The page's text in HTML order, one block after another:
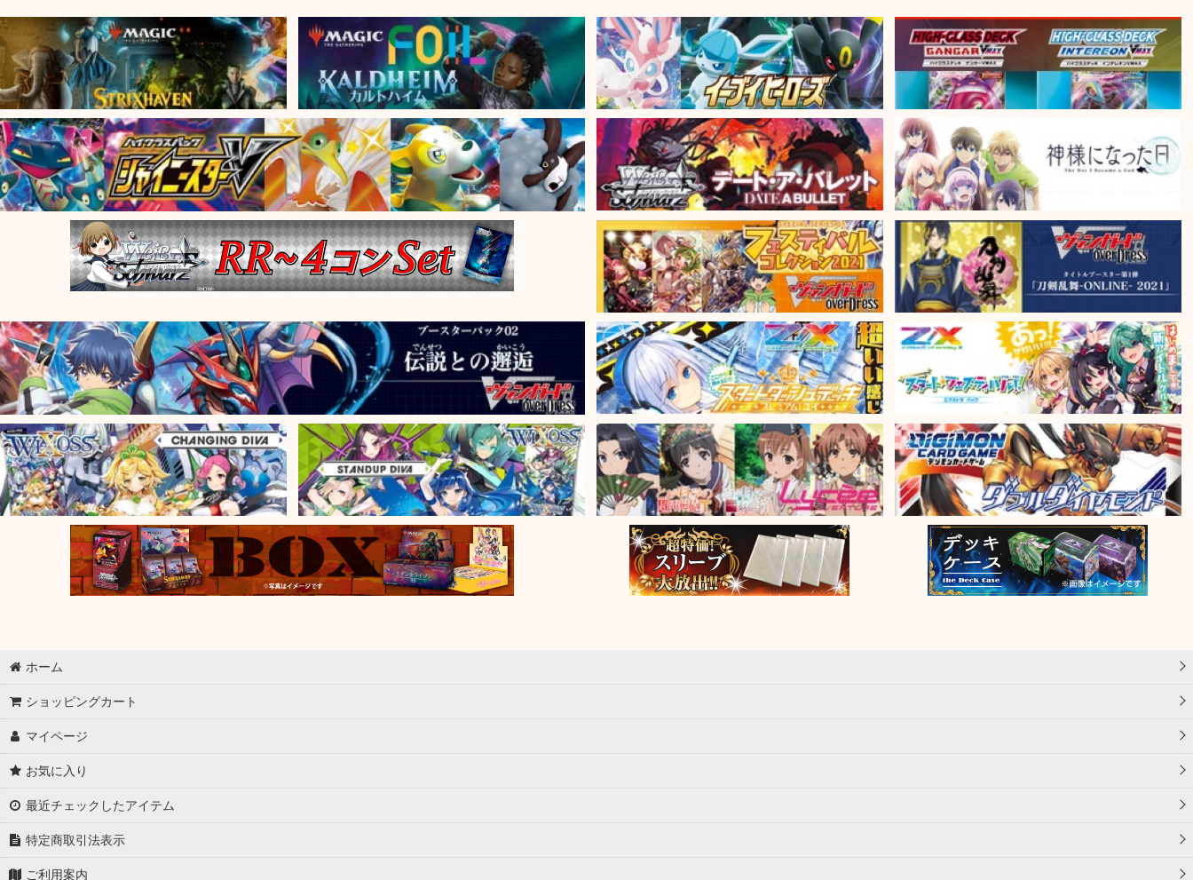
ホーム
ショッピングカート
マイページ
お気に入り
最近チェックしたアイテム
特定商取引法表示
ご利用案内